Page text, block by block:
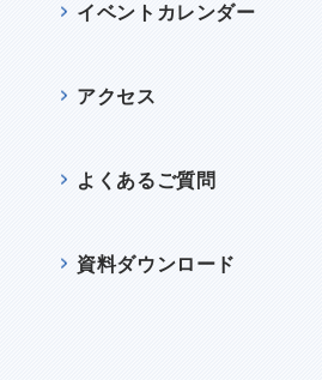
イベントカレンダー
アクセス
よくあるご質問
資料ダウンロード